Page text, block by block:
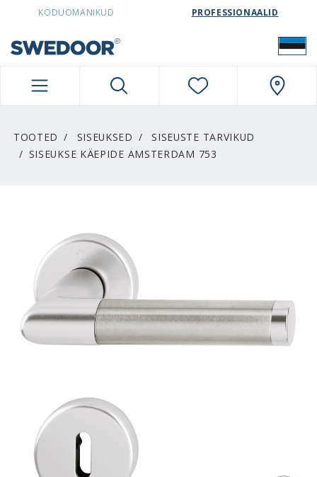
SWEDOORESTONIA NAVIGATION
KODUOMANIKUD PROFESSIONAALID
TOOTED SISEUKSED
SISEUSTE TARVIKUD
SISEUKSE KÄEPIDE AMSTERDAM 753